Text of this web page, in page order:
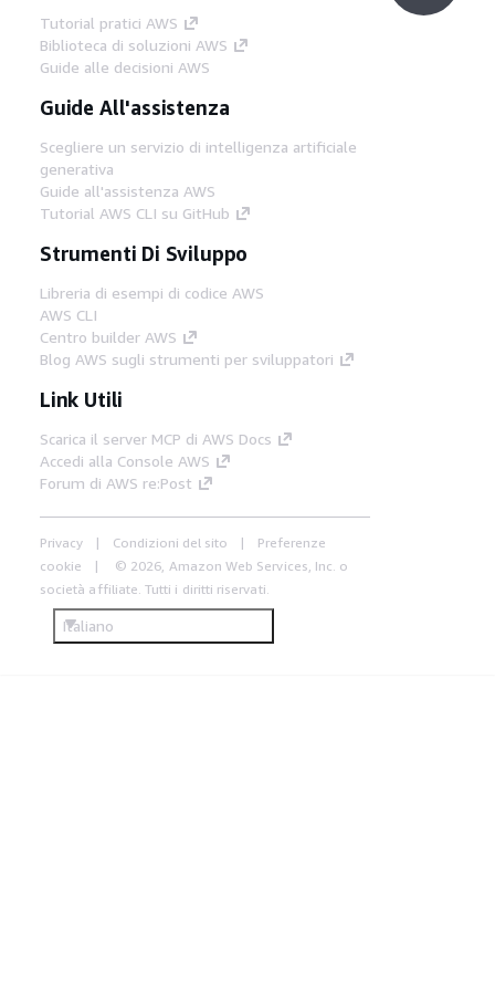
Tutorial pratici AWS
Biblioteca di soluzioni AWS
Guide alle decisioni AWS
Guide All'assistenza
Scegliere un servizio di intelligenza artificiale
generativa
Guide all'assistenza AWS
Tutorial AWS CLI su GitHub
Strumenti Di Sviluppo
Libreria di esempi di codice AWS
AWS CLI
Centro builder AWS
Blog AWS sugli strumenti per sviluppatori
Link Utili
Scarica il server MCP di AWS Docs
Accedi alla Console AWS
Forum di AWS re:Post
Privacy Condizioni del sito
Preferenze
cookie
© 2026, Amazon Web Services, Inc. o
società affiliate. Tutti i diritti riservati.
Italiano